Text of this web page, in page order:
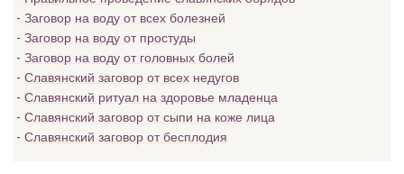
Заговор на воду от всех болезней
Заговор на воду от простуды
Заговор на воду от головных болей
Славянский заговор от всех недугов
Славянский ритуал на здоровье младенца
Славянский заговор от сыпи на коже лица
Славянский заговор от бесплодия